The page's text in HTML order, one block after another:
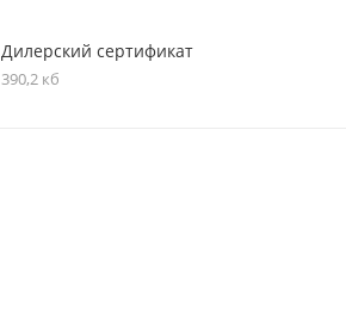
Дилерский сертификат
390,2 кб